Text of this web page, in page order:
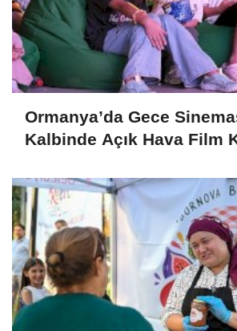
Ormanya’da Gece
Kalbinde Açık Hava Film